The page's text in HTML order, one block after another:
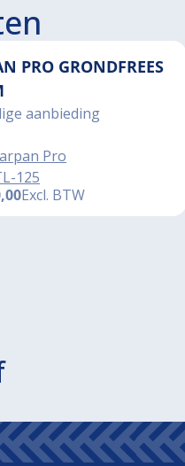
PRO GRONDFREES
aanbieding
Pro
125
Excl. BTW